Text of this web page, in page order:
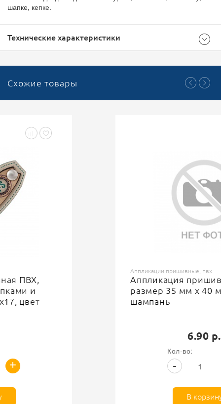
шапке, кепке.
Технические характеристики
Тип Аппликации ПВХ
Назначение
Для одежды, обуви, головных уборов и аксессуаров
500
Схожие товары
Аппликация пришивная ПВХ,
размер 35 мм х 40 мм, цвет
шампань